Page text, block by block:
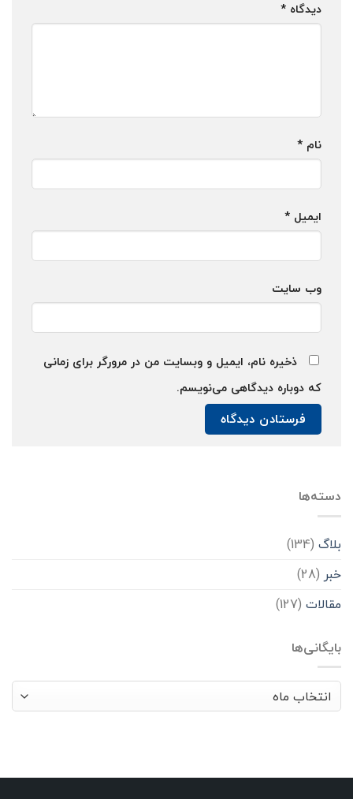
دیدگاه *
نام *
ایمیل *
وب‌ سایت
ذخیره نام، ایمیل و وبسایت من در مرورگر برای زمانی
که دوباره دیدگاهی می‌نویسم.
دسته‌ها
بلاگ (134)
خبر (28)
مقالات (127)
بایگانی‌ها
بایگانی‌ها